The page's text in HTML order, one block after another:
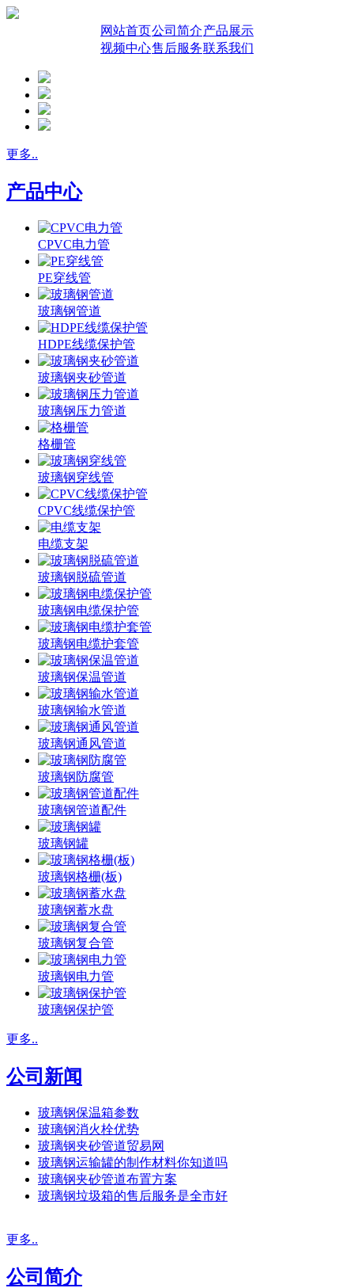
网站首页公司简介产品展示
视频中心售后服务联系我们
更多..
产品中心
CPVC电力管
PE穿线管
玻璃钢管道
HDPE线缆保护管
玻璃钢夹砂管道
玻璃钢压力管道
格栅管
玻璃钢穿线管
CPVC线缆保护管
电缆支架
玻璃钢脱硫管道
玻璃钢电缆保护管
玻璃钢电缆护套管
玻璃钢保温管道
玻璃钢输水管道
玻璃钢通风管道
玻璃钢防腐管
玻璃钢管道配件
玻璃钢罐
玻璃钢格栅(板)
玻璃钢蓄水盘
玻璃钢复合管
玻璃钢电力管
玻璃钢保护管
更多..
公司新闻
玻璃钢保温箱参数
玻璃钢消火栓优势
玻璃钢夹砂管道贸易网
玻璃钢运输罐的制作材料你知道吗
玻璃钢夹砂管道布置方案
玻璃钢垃圾箱的售后服务是全市好
更多..
公司简介